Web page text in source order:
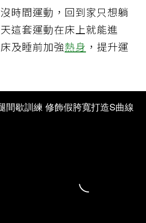
時間運動，回到家只想躺
這套運動在床上就能進
及睡前加強熱身 ，提升運